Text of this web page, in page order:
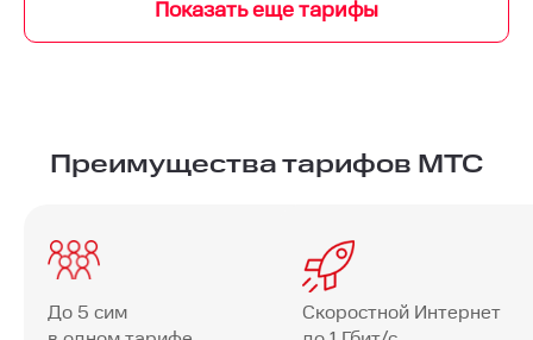
Преимущества тарифов МТС
До 5 сим
Скоростной Интернет